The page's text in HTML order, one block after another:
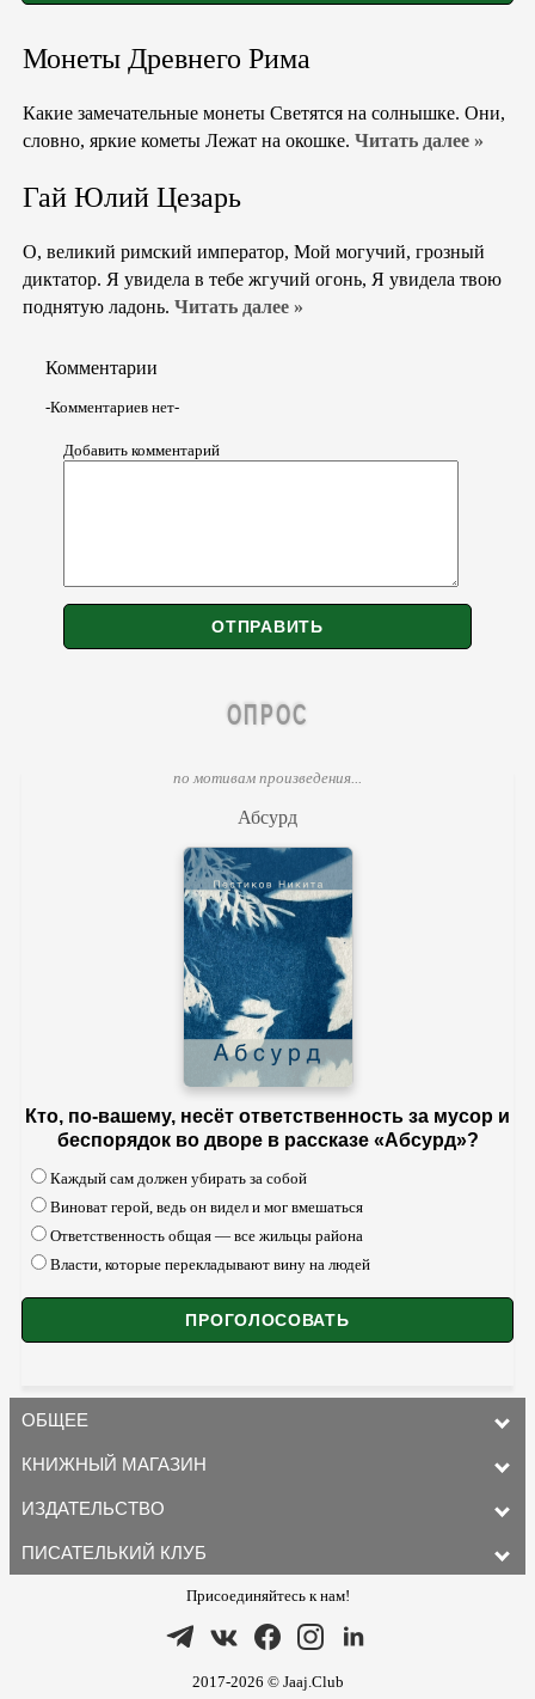
Монеты Древнего Рима
Какие замечательные монеты Светятся на солнышке. Они,
словно, яркие кометы Лежат на окошке. Читать далее »
Гай Юлий Цезарь
О, великий римский император, Мой могучий, грозный
диктатор. Я увидела в тебе жгучий огонь, Я увидела твою
поднятую ладонь. Читать далее »
Комментарии
-Комментариев нет-
Добавить комментарий
ОПРОС
по мотивам произведения...
Абсурд
Кто, по-вашему, несёт ответственность за мусор и
беспорядок во дворе в рассказе «Абсурд»?
Каждый сам должен убирать за собой
Виноват герой, ведь он видел и мог вмешаться
Ответственность общая — все жильцы района
Власти, которые перекладывают вину на людей
ОБЩЕЕ
КНИЖНЫЙ МАГАЗИН
ИЗДАТЕЛЬСТВО
ПИСАТЕЛЬКИЙ КЛУБ
Присоединяйтесь к нам!
2017-2026 © Jaaj.Club